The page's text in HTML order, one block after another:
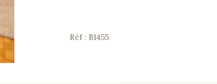
Réf : B1455